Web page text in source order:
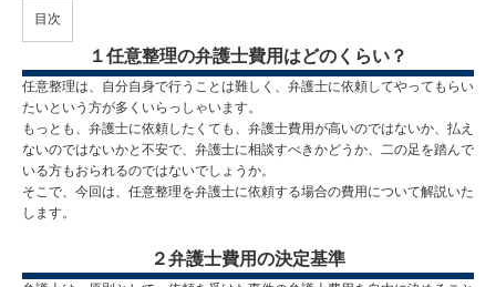
目次
１任意整理の弁護士費用はどのくらい？
任意整理は、自分自身で行うことは難しく、弁護士に依頼してやってもらい
たいという方が多くいらっしゃいます。
もっとも、弁護士に依頼したくても、弁護士費用が高いのではないか、払え
ないのではないかと不安で、弁護士に相談すべきかどうか、二の足を踏んで
いる方もおられるのではないでしょうか。
そこで、今回は、任意整理を弁護士に依頼する場合の費用について解説いた
します。
２弁護士費用の決定基準